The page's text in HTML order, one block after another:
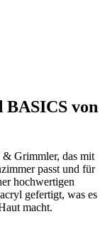
von
Grimmler, das mit
passt und für
hochwertigen
gefertigt, was es
macht.